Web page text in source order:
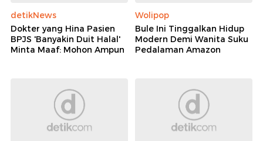
detikNews
Dokter yang Hina Pasien
BPJS 'Banyakin Duit Halal'
Minta Maaf: Mohon Ampun
Wolipop
Bule Ini Tinggalkan Hidup
Modern Demi Wanita Suku
Pedalaman Amazon